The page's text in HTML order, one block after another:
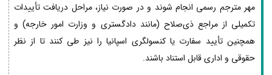
مهر مترجم رسمی انجام شوند و در صورت نیاز، مراحل دریافت تأییدات
تکمیلی از مراجع ذی‌صلاح (مانند دادگستری و وزارت امور خارجه) و
همچنین تأیید سفارت یا کنسولگری اسپانیا را نیز طی کنند تا از نظر
حقوقی و اداری قابل استناد باشند.